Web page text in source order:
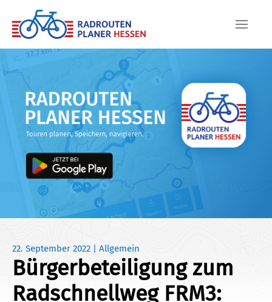
Skip to main content
22. September 2022 | Allgemein
Bürgerbeteiligung zum
Radschnellweg FRM3: